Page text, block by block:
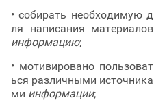
• собирать необходимую д
ля написания материалов
информацию;
• мотивировано пользоват
ься различными источника
ми информации;